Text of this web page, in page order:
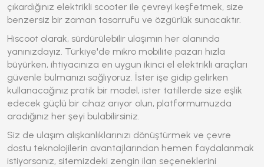
çıkardığınız elektrikli scooter ile çevreyi keşfetmek, size
benzersiz bir zaman tasarrufu ve özgürlük sunacaktır.
Hiscoot olarak, sürdürülebilir ulaşımın her alanında
yanınızdayız. Türkiye'de mikro mobilite pazarı hızla
büyürken, ihtiyacınıza en uygun ikinci el elektrikli araçları
güvenle bulmanızı sağlıyoruz. İster işe gidip gelirken
kullanacağınız pratik bir model, ister tatillerde size eşlik
edecek güçlü bir cihaz arıyor olun, platformumuzda
aradığınız her şeyi bulabilirsiniz.
Siz de ulaşım alışkanlıklarınızı dönüştürmek ve çevre
dostu teknolojilerin avantajlarından hemen faydalanmak
istiyorsanız, sitemizdeki zengin ilan seçeneklerini